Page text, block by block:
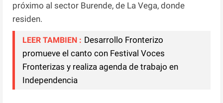
próximo al sector Burende, de La Vega, donde
residen.
LEER TAMBIEN : Desarrollo Fronterizo
promueve el canto con Festival Voces
Fronterizas y realiza agenda de trabajo en
Independencia